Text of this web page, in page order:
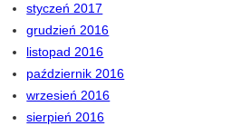
styczeń 2017
grudzień 2016
listopad 2016
październik 2016
wrzesień 2016
sierpień 2016